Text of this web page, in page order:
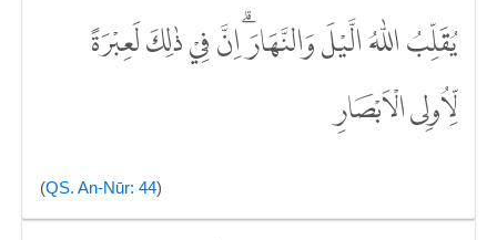
يُقَلِّبُ اللّٰهُ الَّيْلَ وَالنَّهَارَۗ اِنَّ فِيْ ذٰلِكَ لَعِبْرَةً
لِّاُولِى الْاَبْصَارِ
(QS. An-Nūr: 44)